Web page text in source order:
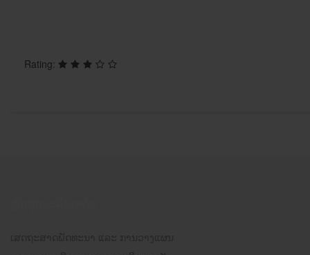
Rating: